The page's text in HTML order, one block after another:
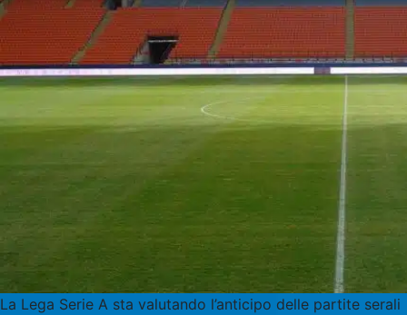
La Lega Serie A sta valutando l’anticipo delle partite serali